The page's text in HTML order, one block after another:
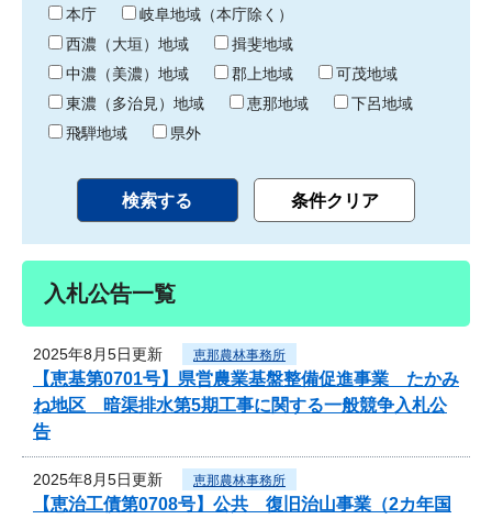
わ
り
本庁
岐阜地域（本庁除く）
西濃（大垣）地域
揖斐地域
中濃（美濃）地域
郡上地域
可茂地域
東濃（多治見）地域
恵那地域
下呂地域
飛騨地域
県外
入札公告一覧
2025年8月5日更新 恵那農林事務所
【恵基第0701号】県営農業基盤整備促進事業 たかみ
ね地区 暗渠排水第5期工事に関する一般競争入札公
告
2025年8月5日更新 恵那農林事務所
【恵治工債第0708号】公共 復旧治山事業（2カ年国